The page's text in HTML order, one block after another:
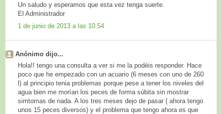
Un saludo y esperamos que esta vez tenga suerte.
El Administrador
1 de junio de 2013 a las 10:54
Anónimo dijo...
Hola!! tengo una consulta a ver si me la podéis responder. Hace
poco que he empezado con un acuario (6 meses con uno de 260
l) al principio tenia problemas porque pese a tener los niveles del
agua bien me morían los peces de forma súbita sin mostrar
simtomas de nada. A los tres meses dejo de pasar ( ahora tengo
unos 15 peces diversos) y el problema que tengo ahora es que